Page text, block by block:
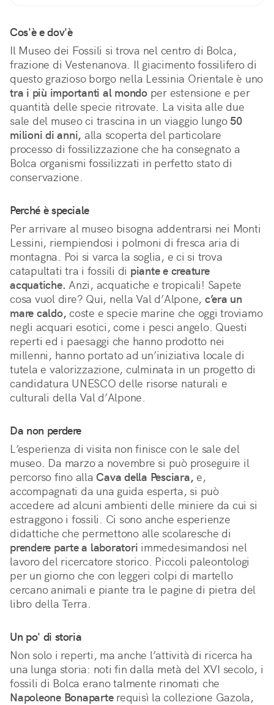
Cos'è e dov'è
Il Museo dei Fossili si trova nel centro di Bolca,
frazione di Vestenanova. Il giacimento fossilifero di
tra i più importanti al mondo per estensione e per
quantità delle specie ritrovate. La visita alle due
sale del museo ci trascina in un viaggio lungo 50
milioni di anni, alla scoperta del particolare
processo di fossilizzazione che ha consegnato a
Bolca organismi fossilizzati in perfetto stato di
conservazione.
Perché è speciale
Per arrivare al museo bisogna addentrarsi nei Monti
Lessini, riempiendosi i polmoni di fresca aria di
montagna. Poi si varca la soglia, e ci si trova
catapultati tra i fossili di piante e creature
acquatiche. Anzi, acquatiche e tropicali! Sapete
cosa vuol dire? Qui, nella Val d’Alpone, c’era un
mare caldo, coste e specie marine che oggi troviamo
negli acquari esotici, come i pesci angelo. Questi
reperti ed i paesaggi che hanno prodotto nei
millenni, hanno portato ad un’iniziativa locale di
tutela e valorizzazione, culminata in un progetto di
candidatura UNESCO delle risorse naturali e
culturali della Val d’Alpone.
Da non perdere
L’esperienza di visita non finisce con le sale del
museo. Da marzo a novembre si può proseguire il
percorso fino alla Cava della Pesciara, e,
accompagnati da una guida esperta, si può
accedere ad alcuni ambienti delle miniere da cui si
estraggono i fossili. Ci sono anche esperienze
didattiche che permettono alle scolaresche di
prendere parte a laboratori immedesimandosi nel
lavoro del ricercatore storico. Piccoli paleontologi
per un giorno che con leggeri colpi di martello
cercano animali e piante tra le pagine di pietra del
libro della Terra.
Un po' di storia
Non solo i reperti, ma anche l’attività di ricerca ha
una lunga storia: noti fin dalla metà del XVI secolo, i
fossili di Bolca erano talmente rinomati che
Napoleone Bonaparterequisì la collezione Gazola,